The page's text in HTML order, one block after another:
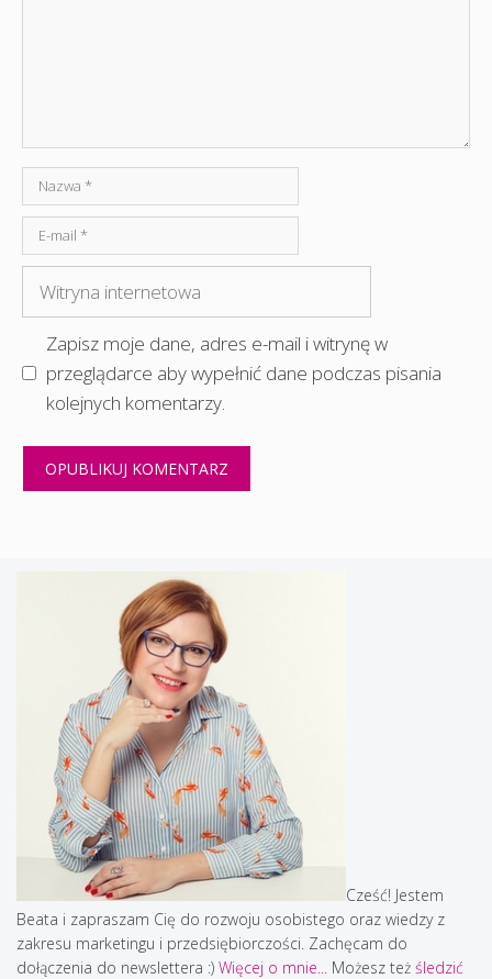
Nazwa
mail
internetowa
Zapisz moje dane, adres e-mail i witrynę w
przeglądarce aby wypełnić dane podczas pisania
kolejnych komentarzy.
Cześć! Jestem
Beata i zapraszam Cię do rozwoju osobistego oraz wiedzy z
zakresu marketingu i przedsiębiorczości. Zachęcam do
dołączenia do newslettera :) Więcej o mnie... Możesz też śledzić